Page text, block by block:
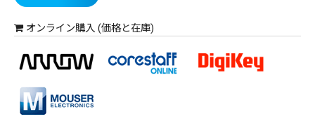
オンライン購入 (価格と在庫)